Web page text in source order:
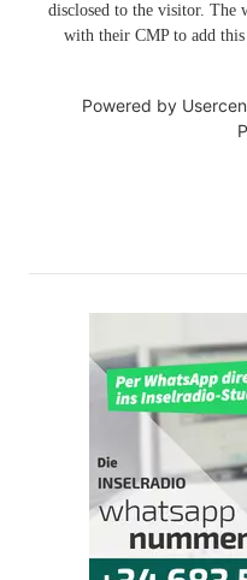
disclosed to the visitor. The
with their CMP to add
Powered by